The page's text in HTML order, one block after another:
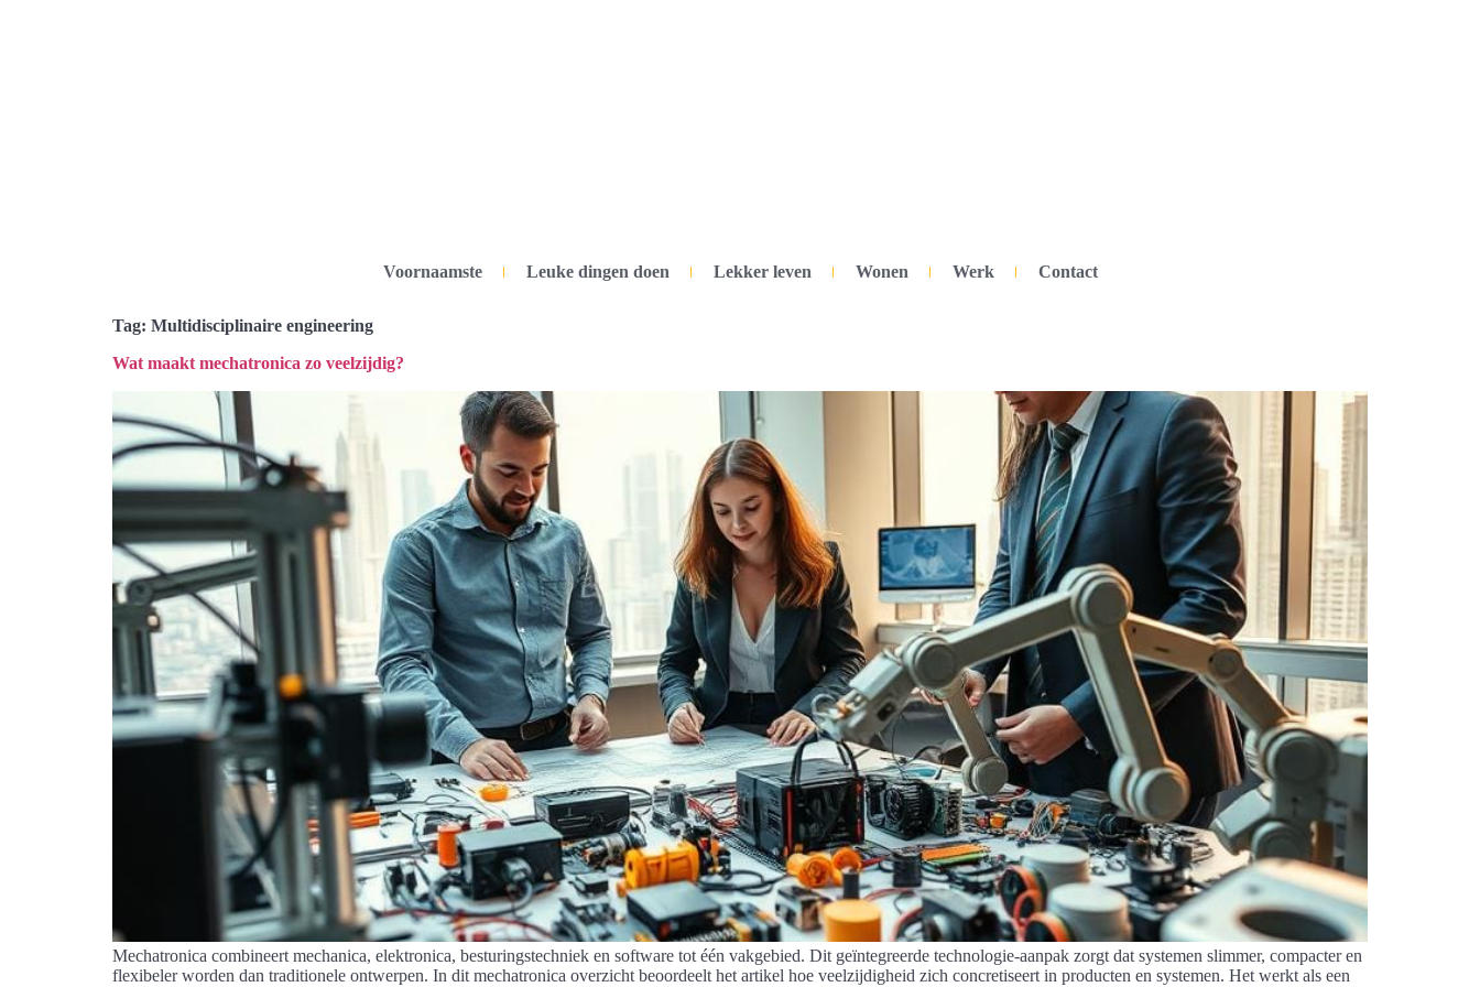
Voornaamste Leuke dingen doen Lekker leven Wonen Werk Contact
Tag: Multidisciplinaire engineering
Wat maakt mechatronica zo veelzijdig?
Mechatronica combineert mechanica, elektronica, besturingstechniek en software tot één vakgebied. Dit geïntegreerde technologie-aanpak zorgt dat systemen slimmer, compacter en
flexibeler worden dan traditionele ontwerpen. In dit mechatronica overzicht beoordeelt het artikel hoe veelzijdigheid zich concretiseert in producten en systemen. Het werkt als een